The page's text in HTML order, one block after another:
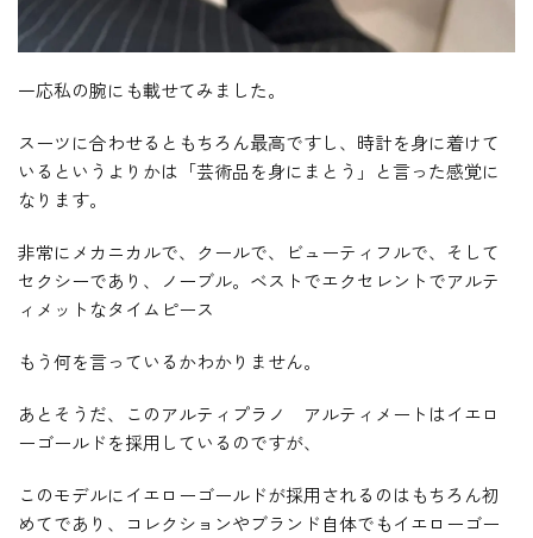
一応私の腕にも載せてみました。
スーツに合わせるともちろん最高ですし、時計を身に着けて
いるというよりかは「芸術品を身にまとう」と言った感覚に
なります。
非常にメカニカルで、クールで、ビューティフルで、そして
セクシーであり、ノーブル。ベストでエクセレントでアルテ
ィメットなタイムピース
もう何を言っているかわかりません。
あとそうだ、このアルティプラノ アルティメートはイエロ
ーゴールドを採用しているのですが、
このモデルにイエローゴールドが採用されるのはもちろん初
めてであり、コレクションやブランド自体でもイエローゴー